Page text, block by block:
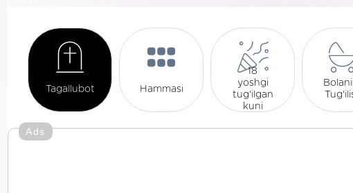
Tagallubot Hammasi
18
yoshgi
tug'ilgan
kuni
Ads